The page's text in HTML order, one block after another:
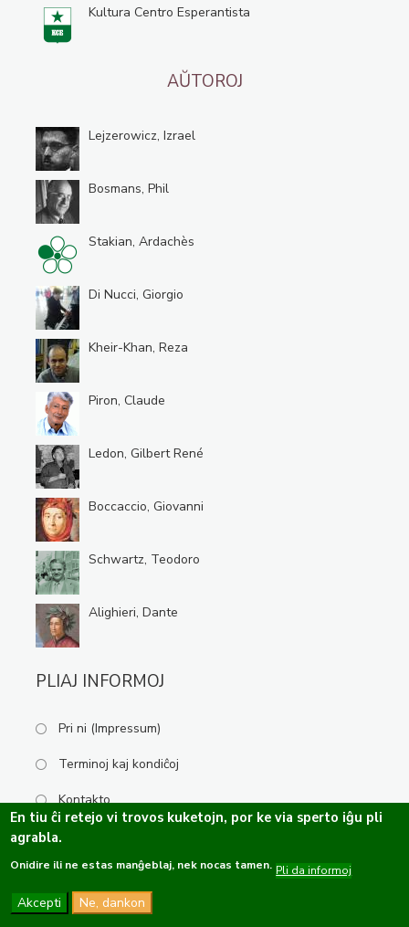
Kultura Centro Esperantista
AŬTOROJ
Lejzerowicz, Izrael
Bosmans, Phil
Stakian, Ardachès
Di Nucci, Giorgio
Kheir-Khan, Reza
Piron, Claude
Ledon, Gilbert René
Boccaccio, Giovanni
Schwartz, Teodoro
Alighieri, Dante
PLIAJ INFORMOJ
Pri ni (Impressum)
Terminoj kaj kondiĉoj
Kontakto
Kopirajto ©2019-2026 Esperanta Kulturservo · Ĉiuj rajtoj rezervitaj.
Dizajno deOPTASY
En tiu ĉi retejo vi trovos kuketojn, por ke via sperto iĝu pli
agrabla.
Onidire ili ne estas manĝeblaj, nek nocas tamen. Pli da informoj
Akcepti Ne, dankon